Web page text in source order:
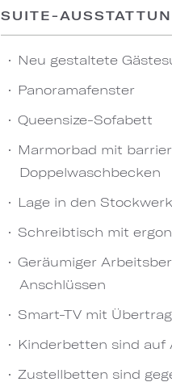
SUITE-
Neu gestaltete
Panoramafenster
Queensize-Sofabett
Marmorbad mit
Doppelwaschbecken
Lage in den
Schreibtisch mit
Geräumiger
Anschlüssen
Smart-TV mit
Kinderbetten sind auf
Zustellbetten sind